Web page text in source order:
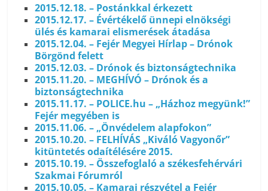
2015.12.18. – Postánkkal érkezett
2015.12.17. – Évértékelő ünnepi elnökségi
ülés és kamarai elismerések átadása
2015.12.04. – Fejér Megyei Hírlap – Drónok
Börgönd felett
2015.12.03. – Drónok és biztonságtechnika
2015.11.20. – MEGHÍVÓ – Drónok és a
biztonságtechnika
2015.11.17. – POLICE.hu – „Házhoz megyünk!”
Fejér megyében is
2015.11.06. – „Önvédelem alapfokon”
2015.10.20. – FELHÍVÁS „Kiváló Vagyonőr”
kitüntetés odaítélésére 2015.
2015.10.19. – Összefoglaló a székesfehérvári
Szakmai Fórumról
2015.10.05. – Kamarai részvétel a Fejér